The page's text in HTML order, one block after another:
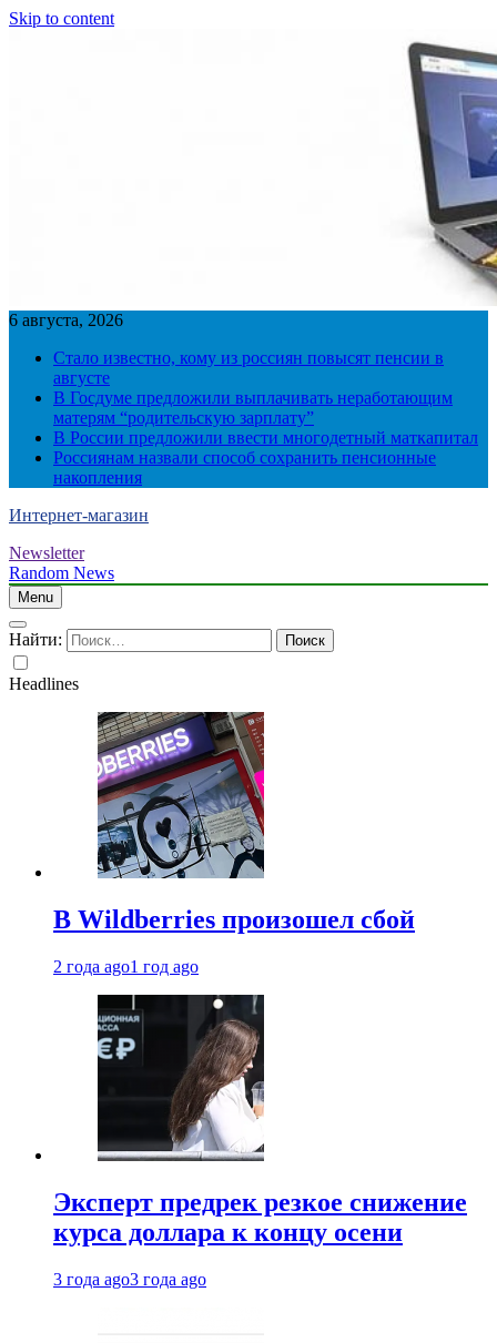
Skip to content
6 августа, 2026
Стало известно, кому из россиян повысят пенсии в
августе
В Госдуме предложили выплачивать неработающим
матерям “родительскую зарплату”
В России предложили ввести многодетный маткапитал
Россиянам назвали способ сохранить пенсионные
накопления
Интернет-магазин
Newsletter
Random News
Menu
Найти:
Headlines
В Wildberries произошел сбой
2 года ago1 год ago
Эксперт предрек резкое снижение
курса доллара к концу осени
3 года ago3 года ago